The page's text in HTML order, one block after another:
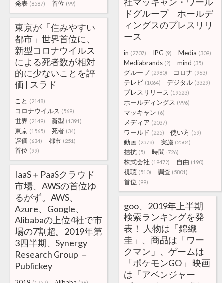
発表 (8587) 首位 (99)
ドグループ ホールデ
ィングスのプレスリリ
ース
in (2707) IPG (9) Media (309)
Mediabrands (2) mind (35)
グループ (2980) コロナ (963)
テレビ (1064) デジタル (3329)
プレスリリース (19523)
ホールディングス (996)
マッキャン (6)
メディア (2037)
ワールド (225) 使い方 (59)
動画 (2378) 実施 (2504)
拮抗 (5) 時間 (726)
株式会社 (19472) 自由 (190)
視聴 (510) 調査 (5801)
首位 (99)
東京が「住みやすい
都市」世界首位に、
新型コロナウイルス
による死者数が相対
的に少ないことを評
価 | スラド
こと (2148)
コロナウイルス (569)
世界 (2149) 新型 (1391)
東京 (1565) 死者 (34)
評価 (634) 都市 (251)
首位 (99)
IaaS＋PaaSクラウド
市場、AWSの首位ゆ
るがず。AWS、
Azure、Google、
Alibabaの上位4社で市
場の7割超。2019年第
3四半期、Synergy
Research Group －
Publickey
goo、2019年上半期
検索ランキングを発
表！ 人物は「錦織
圭」、商品は「ワー
クマン」、ゲームは
「ポケモンGO」 映画
は「アベンジャー